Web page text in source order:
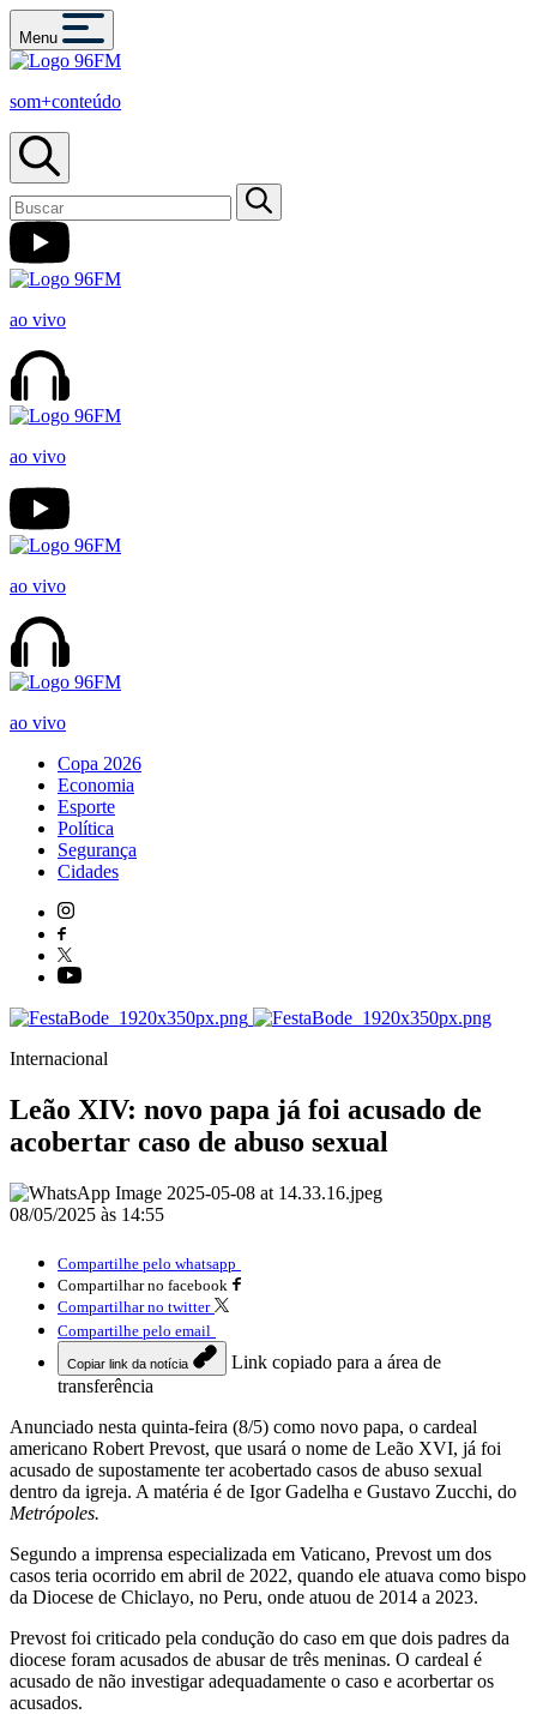
Menu
som+conteúdo
ao vivo
ao vivo
ao vivo
ao vivo
Copa 2026
Economia
Esporte
Política
Segurança
Cidades
Internacional
Leão XIV: novo papa já foi acusado de
acobertar caso de abuso sexual
08/05/2025 às 14:55
Compartilhe pelo whatsapp
Compartilhar no facebook
Compartilhar no twitter
Compartilhe pelo email
Copiar link da notícia
Link copiado para a área de
transferência
Anunciado nesta quinta-feira (8/5) como novo papa, o cardeal
americano Robert Prevost, que usará o nome de Leão XVI, já foi
acusado de supostamente ter acobertado casos de abuso sexual
dentro da igreja. A matéria é de Igor Gadelha e Gustavo Zucchi, do
Metrópoles.
Segundo a imprensa especializada em Vaticano, Prevost um dos
casos teria ocorrido em abril de 2022, quando ele atuava como bispo
da Diocese de Chiclayo, no Peru, onde atuou de 2014 a 2023.
Prevost foi criticado pela condução do caso em que dois padres da
diocese foram acusados de abusar de três meninas. O cardeal é
acusado de não investigar adequadamente o caso e acorbertar os
acusados.